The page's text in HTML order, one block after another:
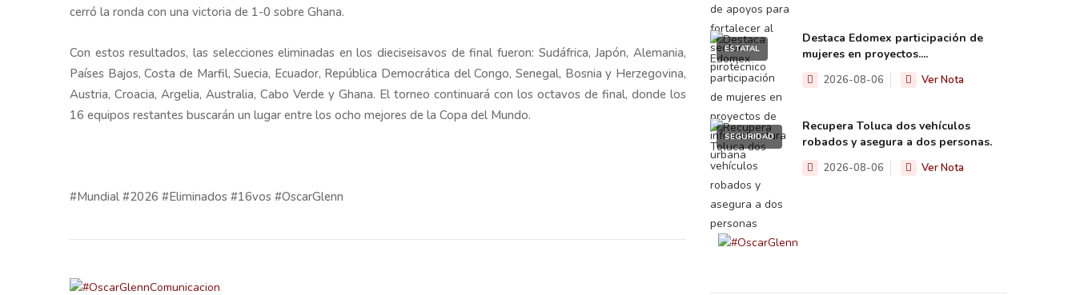
cerró la ronda con una victoria de 1-0 sobre Ghana.
Con estos resultados, las selecciones eliminadas en los dieciseisavos de final fueron: Sudáfrica, Japón, Alemania,
Países Bajos, Costa de Marfil, Suecia, Ecuador, República Democrática del Congo, Senegal, Bosnia y Herzegovina,
Austria, Croacia, Argelia, Australia, Cabo Verde y Ghana. El torneo continuará con los octavos de final, donde los
16 equipos restantes buscarán un lugar entre los ocho mejores de la Copa del Mundo.
#Mundial #2026 #Eliminados #16vos #OscarGlenn
ESTATAL
Destaca Edomex participación de
mujeres en proyectos....
2026-08-06 Ver Nota
SEGURIDAD
Recupera Toluca dos vehículos
robados y asegura a dos personas.
2026-08-06 Ver Nota